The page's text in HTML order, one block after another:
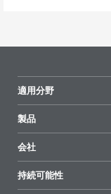
適用分野
製品
全製品
ハイライト
会社
ニュース
持続可能性